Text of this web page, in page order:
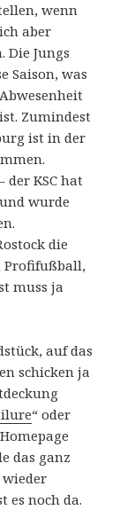
wenn
aber
Die Jungs
Saison, was
Zumindest
ist in der
KSC hat
und wurde
die
Profifußball,
muss ja
auf das
schicken ja
“ oder
das ganz
wieder
es noch da.